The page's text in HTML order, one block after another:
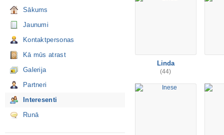
Sākums
Jaunumi
Kontaktpersonas
Kā mūs atrast
Galerija
Partneri
Interesenti
Runā
Linda
(44)